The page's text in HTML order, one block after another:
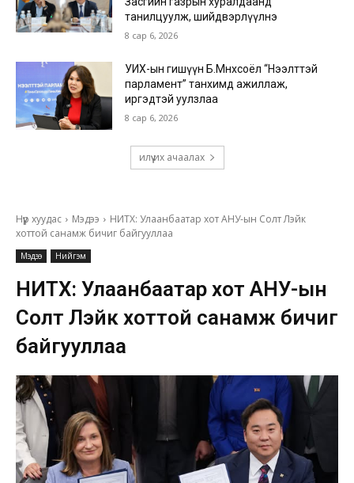
танилцуулж, шийдвэрлүүлнэ
8 сар 6, 2026
УИХ-ын гишүүн Б.Мөнхсоёл “Нээлттэй
парламент” танхимд ажиллаж,
иргэдтэй уулзлаа
8 сар 6, 2026
илүү их ачаалах